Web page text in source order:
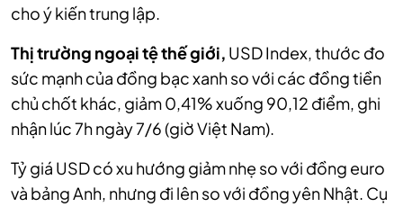
cho ý kiến trung lập.
Thị trường ngoại tệ thế giới, USD Index, thước đo
sức mạnh của đồng bạc xanh so với các đồng tiền
chủ chốt khác, giảm 0,41% xuống 90,12 điểm, ghi
nhận lúc 7h ngày 7/6 (giờ Việt Nam).
Tỷ giá USD có xu hướng giảm nhẹ so với đồng euro
và bảng Anh, nhưng đi lên so với đồng yên Nhật. Cụ